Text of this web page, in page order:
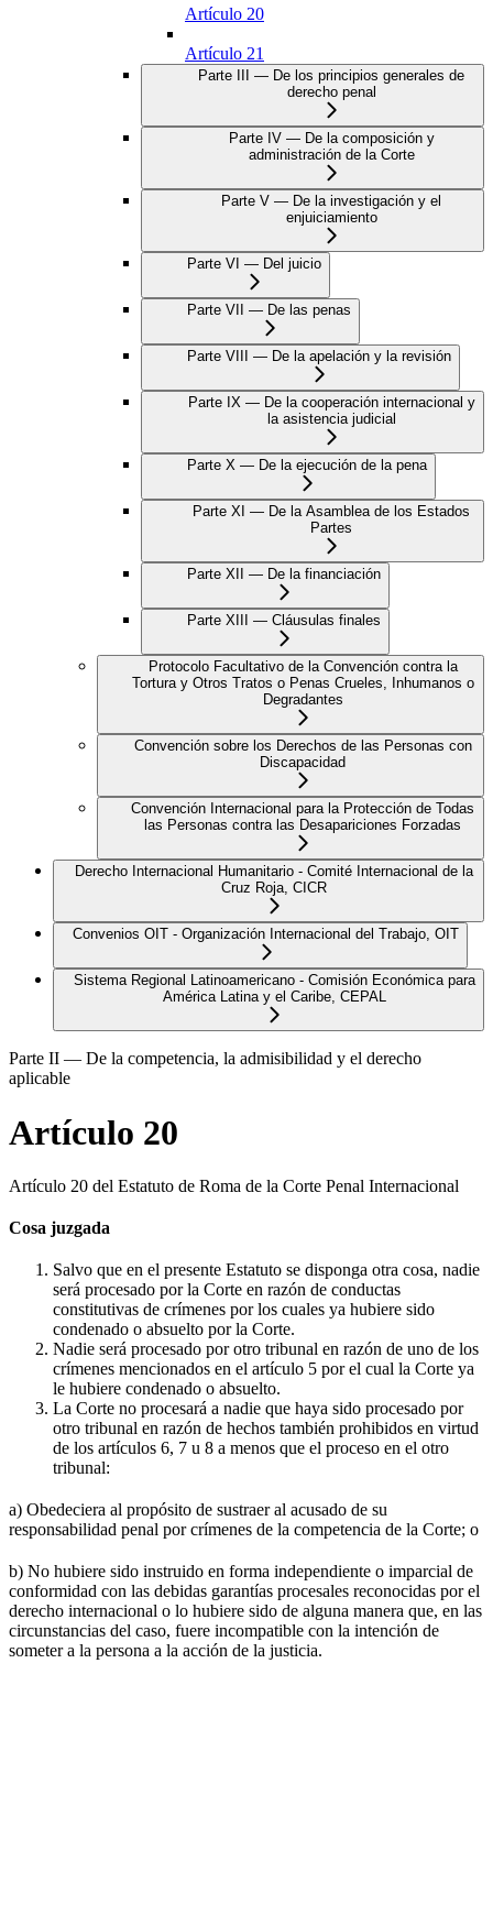
Artículo 20
Artículo 21
Parte III — De los principios generales de
derecho penal
Parte IV — De la composición y
administración de la Corte
Parte V — De la investigación y el
enjuiciamiento
Parte VI — Del juicio
Parte VII — De las penas
Parte VIII — De la apelación y la revisión
Parte IX — De la cooperación internacional y
la asistencia judicial
Parte X — De la ejecución de la pena
Parte XI — De la Asamblea de los Estados
Partes
Parte XII — De la financiación
Parte XIII — Cláusulas finales
Protocolo Facultativo de la Convención contra la
Tortura y Otros Tratos o Penas Crueles, Inhumanos o
Degradantes
Convención sobre los Derechos de las Personas con
Discapacidad
Convención Internacional para la Protección de Todas
las Personas contra las Desapariciones Forzadas
Derecho Internacional Humanitario - Comité Internacional de la
Cruz Roja, CICR
Convenios OIT - Organización Internacional del Trabajo, OIT
Sistema Regional Latinoamericano - Comisión Económica para
América Latina y el Caribe, CEPAL
Parte II — De la competencia, la admisibilidad y el derecho
aplicable
Artículo 20
Artículo 20 del Estatuto de Roma de la Corte Penal Internacional
Cosa juzgada
Salvo que en el presente Estatuto se disponga otra cosa, nadie
será procesado por la Corte en razón de conductas
constitutivas de crímenes por los cuales ya hubiere sido
condenado o absuelto por la Corte.
Nadie será procesado por otro tribunal en razón de uno de los
crímenes mencionados en el artículo 5 por el cual la Corte ya
le hubiere condenado o absuelto.
La Corte no procesará a nadie que haya sido procesado por
otro tribunal en razón de hechos también prohibidos en virtud
de los artículos 6, 7 u 8 a menos que el proceso en el otro
tribunal:
a) Obedeciera al propósito de sustraer al acusado de su
responsabilidad penal por crímenes de la competencia de la Corte; o
b) No hubiere sido instruido en forma independiente o imparcial de
conformidad con las debidas garantías procesales reconocidas por el
derecho internacional o lo hubiere sido de alguna manera que, en las
circunstancias del caso, fuere incompatible con la intención de
someter a la persona a la acción de la justicia.